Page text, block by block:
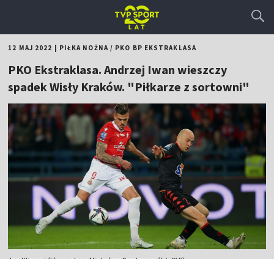
12 MAJ 2022 PIŁKA NOŻNA/ PKO BP EKSTRAKLASA
PKO Ekstraklasa. Andrzej Iwan wieszczy
spadek Wisły Kraków. "Piłkarze z sortowni"